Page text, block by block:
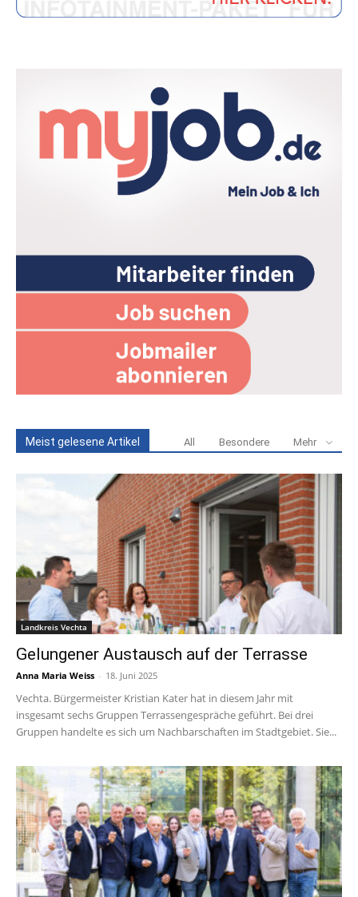
Meist gelesene Artikel All Besondere Mehr
Landkreis Vechta
Gelungener Austausch auf der Terrasse
Anna Maria Weiss - 18. Juni 2025
Vechta. Bürgermeister Kristian Kater hat in diesem Jahr mit
insgesamt sechs Gruppen Terrassengespräche geführt. Bei drei
Gruppen handelte es sich um Nachbarschaften im Stadtgebiet. Sie...